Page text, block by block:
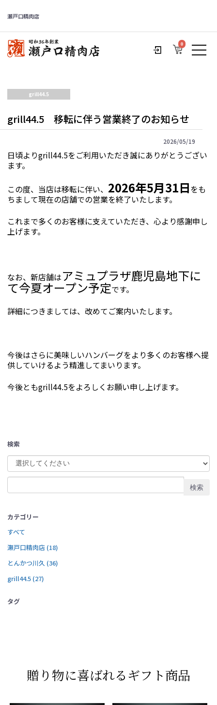
瀬戸口精肉店
0
grill44.5
grill44.5 移転に伴う営業終了のお知らせ
2026/05/19
日頃よりgrill44.5をご利用いただき誠にありがとうござい
ます。
この度、当店は移転に伴い、 2026年5月31日をも
ちまして現在の店舗での営業を終了いたします。
これまで多くのお客様に支えていただき、心より感謝申し
上げます。
なお、新店舗はアミュプラザ鹿児島地下に
て今夏オープン予定です。
詳細につきましては、改めてご案内いたします。
今後はさらに美味しいハンバーグをより多くのお客様へ提
供していけるよう精進してまいります。
今後ともgrill44.5をよろしくお願い申し上げます。
検索
検索
カテゴリー
すべて
瀬戸口精肉店 (18)
とんかつ川久 (36)
grill44.5 (27)
タグ
贈り物に喜ばれるギフト商品